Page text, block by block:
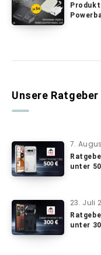
Unsere Ratgeber
7.
unter
23. Juli
unter